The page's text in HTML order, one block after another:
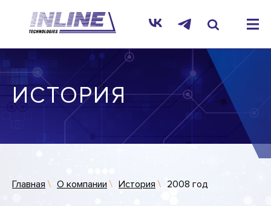
ИСТОРИЯ
Главная О компании История 2008 год